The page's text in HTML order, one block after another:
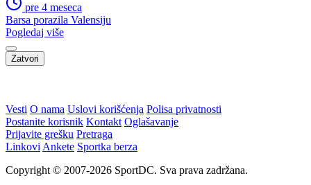
pre 4 meseca
Barsa porazila Valensiju
Pogledaj više
Zatvori
Vesti O nama Uslovi korišćenja Polisa privatnosti
Postanite korisnik Kontakt Oglašavanje
Prijavite grešku Pretraga
Linkovi Ankete Sportka berza
Copyright © 2007-2026 SportDC. Sva prava zadržana.